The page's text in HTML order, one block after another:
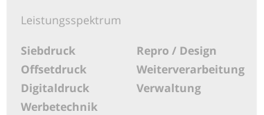
Leistungsspektrum
Siebdruck
Offsetdruck
Digitaldruck
Werbetechnik
Repro / Design
Weiterverarbeitung
Verwaltung